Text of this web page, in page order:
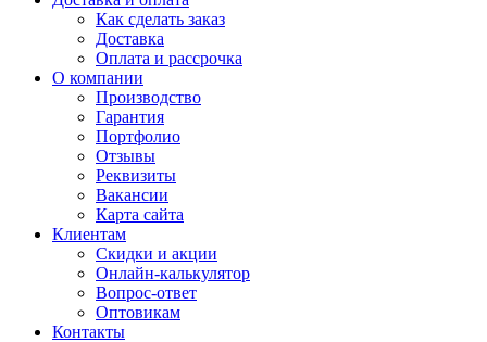
Как сделать заказ
Доставка
Оплата и рассрочка
О компании
Производство
Гарантия
Портфолио
Отзывы
Реквизиты
Вакансии
Карта сайта
Клиентам
Скидки и акции
Онлайн-калькулятор
Вопрос-ответ
Оптовикам
Контакты